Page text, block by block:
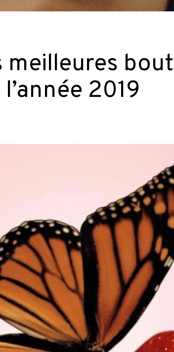
meilleures
2019